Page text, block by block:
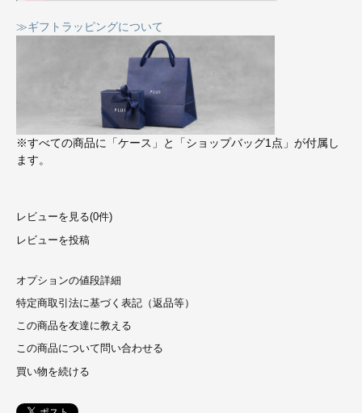
≫ギフトラッピングについて
※すべての商品に「ケース」と「ショップバッグ1点」が付属し
ます。
レビューを見る(0件)
レビューを投稿
オプションの値段詳細
特定商取引法に基づく表記（返品等）
この商品を友達に教える
この商品について問い合わせる
買い物を続ける